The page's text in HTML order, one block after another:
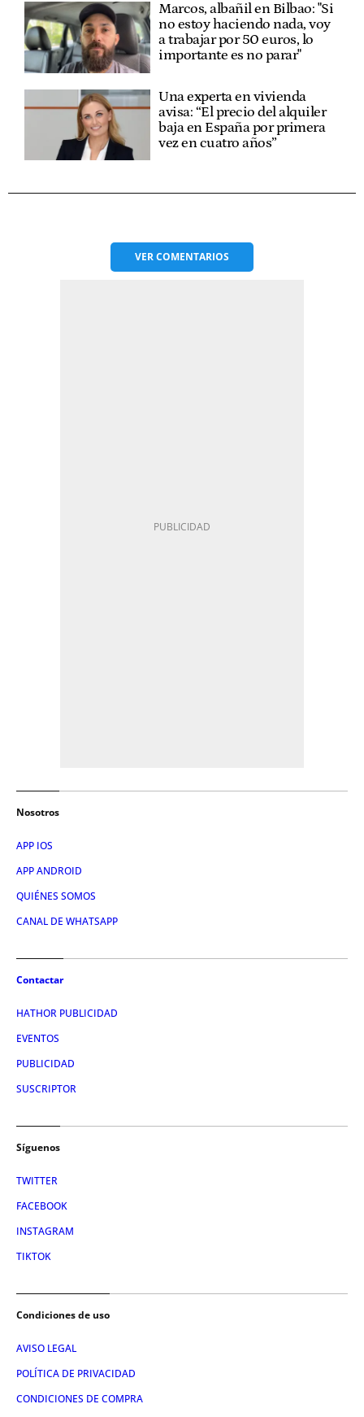
Marcos, albañil en Bilbao: "Si
no estoy haciendo nada, voy
a trabajar por 50 euros, lo
importante es no parar"
Una experta en vivienda
avisa: “El precio del alquiler
baja en España por primera
vez en cuatro años”
VERCOMENTARIOS
Nosotros
APP IOS
APP ANDROID
QUIÉNES SOMOS
CANAL DE WHATSAPP
Contactar
HATHOR PUBLICIDAD
EVENTOS
PUBLICIDAD
SUSCRIPTOR
Síguenos
TWITTER
FACEBOOK
INSTAGRAM
TIKTOK
Condiciones de uso
AVISO LEGAL
POLÍTICA DE PRIVACIDAD
CONDICIONES DE COMPRA